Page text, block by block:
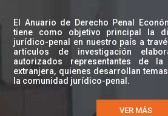
El Anuario de Derecho Penal
tiene como objetivo principal la
jurídico-penal en nuestro país a
artículos de investigación
autorizados representantes de
extranjera, quienes desarrollan
la comunidad jurídico-penal.
VER MÁS